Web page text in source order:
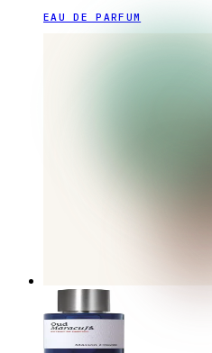
EAU DE PARFUM